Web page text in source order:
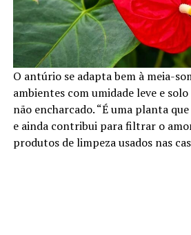
O antúrio se adapta bem à meia-
ambientes com umidade leve e
não encharcado. “É uma planta
e ainda contribui para filtrar o
produtos de limpeza usados nas